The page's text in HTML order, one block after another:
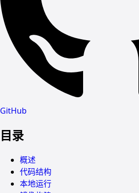
GitHub
目录
概述
代码结构
本地运行